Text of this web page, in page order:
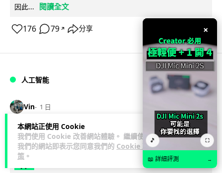
本網站正使用 Cookie
我們使用 Cookie 改善網站體驗。 繼續使用
我們的網站即表示您同意我們的 Cookie 政
策 。
因此...
閱讀全文
176 79 ↗ 分享
人工智能
Vin 1 日
Samsung 展示 Galaxy AI 新方向 未來
手機毋須輸入文字 轉向 Agent 全自動操
作
×
🎵 ⛶
📖 詳細評測 →